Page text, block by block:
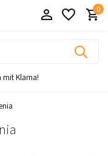
0
mit Klarna!